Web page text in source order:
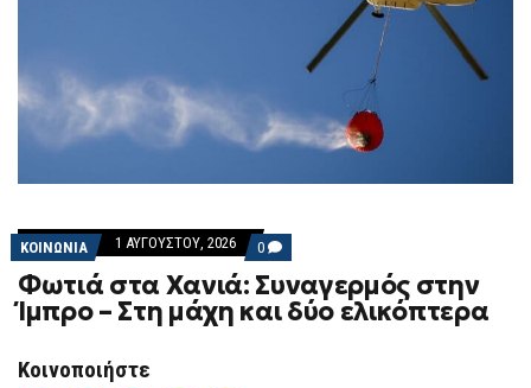
ΚΟΙΝΩΝΙΑ 1 ΑΥΓΟΎΣΤΟΥ, 2026 0 COMMENTS
ON
ΦΩΤΙΆ
ΣΤΑ
ΧΑΝΙΆ:
Φωτιά στα Χανιά: Συναγερμός στην
Ίμπρο – Στη μάχη και δύο ελικόπτερα
Κοινοποιήστε